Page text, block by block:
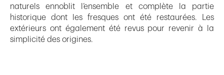
naturels ennoblit l’ensemble et complète la partie
historique dont les fresques ont été restaurées. Les
extérieurs ont également été revus pour revenir à la
simplicité des origines.